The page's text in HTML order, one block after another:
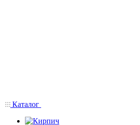
Каталог